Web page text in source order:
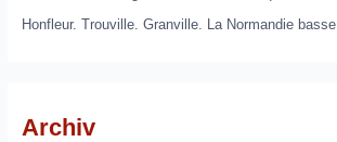
Honfleur. Trouville. Granville. La Normandie basse.
Archiv